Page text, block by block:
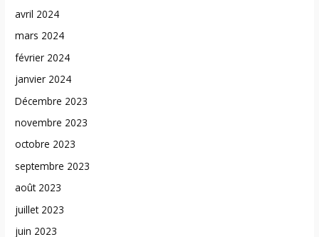
avril 2024
mars 2024
février 2024
janvier 2024
Décembre 2023
novembre 2023
octobre 2023
septembre 2023
août 2023
juillet 2023
juin 2023